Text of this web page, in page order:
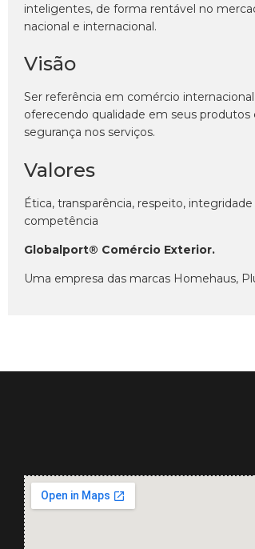
inteligentes, de forma rentável no
nacional e internacional.
Visão
Ser referência em comércio internacional
oferecendo qualidade em seus produtos
segurança nos serviços.
Valores
Ética, transparência, respeito, integridade
competência
Globalport® Comércio Exterior.
Uma empresa das marcas Homehaus,